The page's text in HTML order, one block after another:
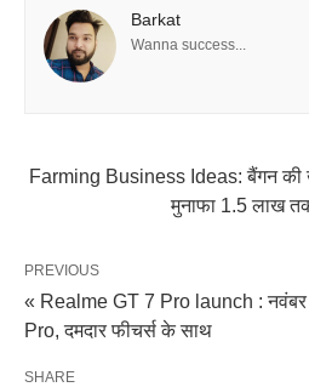
Barkat
Wanna success...
Farming Business Ideas: बैंगन की
मुनाफा 1.5 लाख
PREVIOUS
« Realme GT 7 Pro launch : नवंबर
Pro, दमदार फीचर्स के साथ
SHARE